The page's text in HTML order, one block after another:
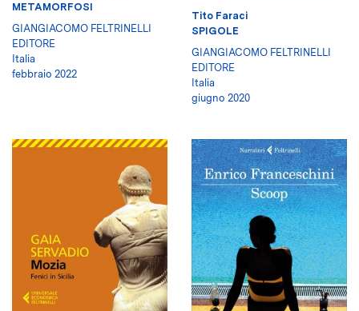
METAMORFOSI
GIANGIACOMO FELTRINELLI
EDITORE
Italia
febbraio 2022
Tito Faraci
SPIGOLE
GIANGIACOMO FELTRINELLI
EDITORE
Italia
giugno 2020